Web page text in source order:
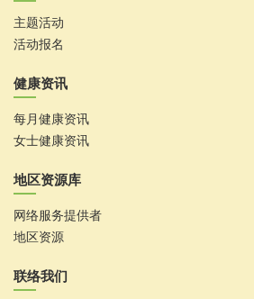
主题活动
活动报名
健康资讯
每月健康资讯
女士健康资讯
地区资源库
网络服务提供者
地区资源
联络我们